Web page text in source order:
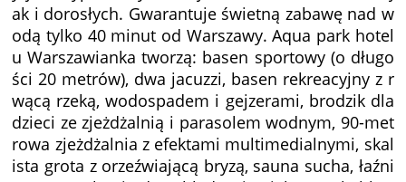
ak i dorosłych. Gwarantuje świetną zabawę nad w
odą tylko 40 minut od Warszawy. Aqua park hotel
u Warszawianka tworzą: basen sportowy (o długo
ści 20 metrów), dwa jacuzzi, basen rekreacyjny z r
wącą rzeką, wodospadem i gejzerami, brodzik dla
dzieci ze zjeżdżalnią i parasolem wodnym, 90-met
rowa zjeżdżalnia z efektami multimedialnymi, skal
ista grota z orzeźwiającą bryzą, sauna sucha, łaźni